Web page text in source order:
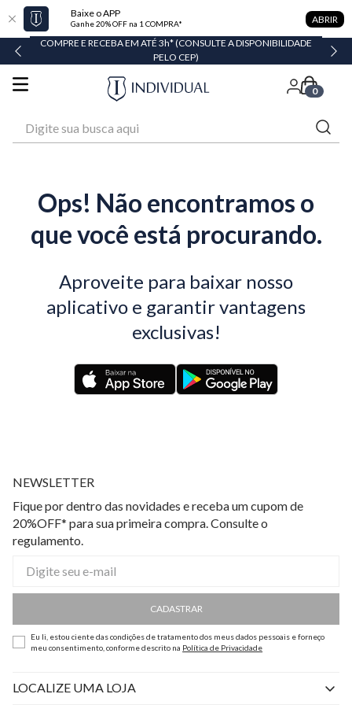
Baixe o APP
Ganhe 20% OFF na 1 COMPRA* ABRIR
COMPRE E RECEBA EM ATÉ 3h* (CONSULTE A DISPONIBILIDADE
PELO CEP)
0
Ops! Não encontramos o
que você está procurando.
Aproveite para baixar nosso
aplicativo e garantir vantagens
exclusivas!
NEWSLETTER
Fique por dentro das novidades e receba um cupom de
20%OFF* para sua primeira compra. Consulte o
regulamento.
CADASTRAR
Eu li, estou ciente das condições de tratamento dos meus dados pessoais e forneço
meu consentimento, conforme descrito na Política de Privacidade
LOCALIZE UMA LOJA